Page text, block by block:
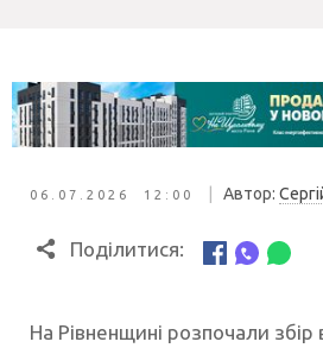
06.07.2026 12:00 Автор:
Поділитися:
На Рівненщині розпочали збір